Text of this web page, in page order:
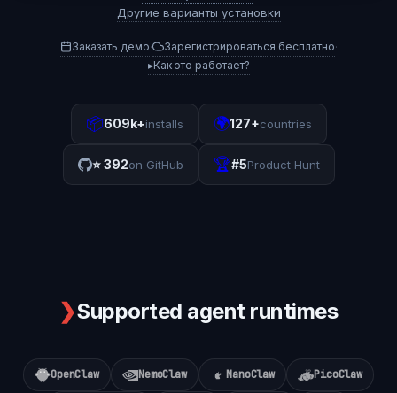
Другие варианты установки
Заказать демо· Зарегистрироваться бесплатно·
▸Как это работает?
📦609k+installs 🌍127+countries
⭐392on GitHub 🏆#5Product Hunt
❯Supported agent runtimes
OpenClaw NemoClaw NanoClaw PicoClaw